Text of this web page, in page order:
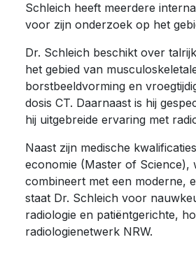
Schleich heeft meerdere
voor zijn onderzoek op het
Dr. Schleich beschikt over
het gebied van
borstbeeldvorming en
dosis CT. Daarnaast is hij
hij uitgebreide ervaring met
Naast zijn medische
economie (Master of Science),
combineert met een moderne,
staat Dr. Schleich voor
radiologie en patiëntgerichte,
radiologienetwerk NRW.